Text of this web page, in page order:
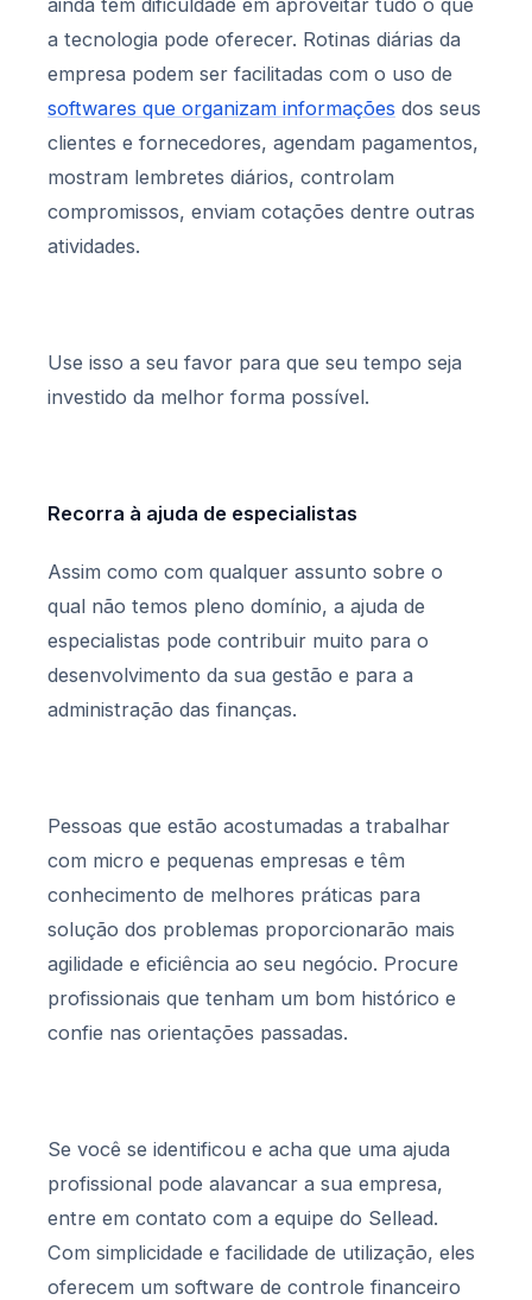
ainda têm dificuldade em aproveitar tudo o que
a tecnologia pode oferecer. Rotinas diárias da
empresa podem ser facilitadas com o uso de
softwares que organizam informações dos seus
clientes e fornecedores, agendam pagamentos,
mostram lembretes diários, controlam
compromissos, enviam cotações dentre outras
atividades.
Use isso a seu favor para que seu tempo seja
investido da melhor forma possível.
Recorra à ajuda de especialistas
Assim como com qualquer assunto sobre o
qual não temos pleno domínio, a ajuda de
especialistas pode contribuir muito para o
desenvolvimento da sua gestão e para a
administração das finanças.
Pessoas que estão acostumadas a trabalhar
com micro e pequenas empresas e têm
conhecimento de melhores práticas para
solução dos problemas proporcionarão mais
agilidade e eficiência ao seu negócio. Procure
profissionais que tenham um bom histórico e
confie nas orientações passadas.
Se você se identificou e acha que uma ajuda
profissional pode alavancar a sua empresa,
entre em contato com a equipe do Sellead.
Com simplicidade e facilidade de utilização, eles
oferecem um software de controle financeiro